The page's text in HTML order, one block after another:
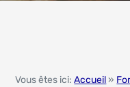
Vous êtes ici:Accueil»